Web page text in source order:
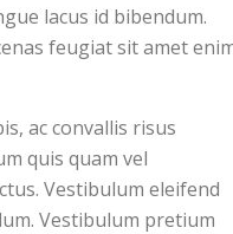
lacus id bibendum.
feugiat sit amet
ac convallis risus
quis quam vel
Vestibulum eleifend
Vestibulum pretium